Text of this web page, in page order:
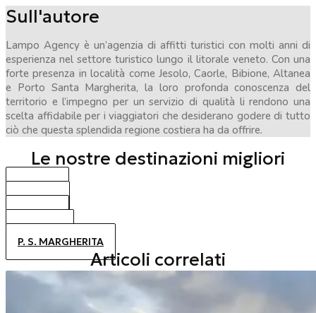
Sull'autore
Lampo Agency è un’agenzia di affitti turistici con molti anni di
esperienza nel settore turistico lungo il litorale veneto. Con una
forte presenza in località come Jesolo, Caorle, Bibione, Altanea
e Porto Santa Margherita, la loro profonda conoscenza del
territorio e l’impegno per un servizio di qualità li rendono una
scelta affidabile per i viaggiatori che desiderano godere di tutto
ciò che questa splendida regione costiera ha da offrire.
Le nostre destinazioni migliori
BIBIONE
CAORLE
JESOLO
ALTANEA
P. S. MARGHERITA
Articoli correlati